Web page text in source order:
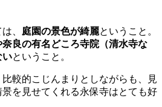
、 庭園の景色が綺麗ということ。
奈良の有名どころ寺院（清水寺な
いということ。
較的こじんまりとしながらも、見
を見せてくれる永保寺はとても好